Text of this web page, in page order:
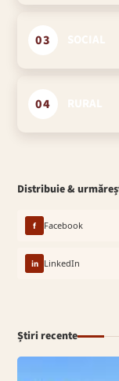
03
04
Distribuie &
f Facebook
in LinkedIn
Știri recente